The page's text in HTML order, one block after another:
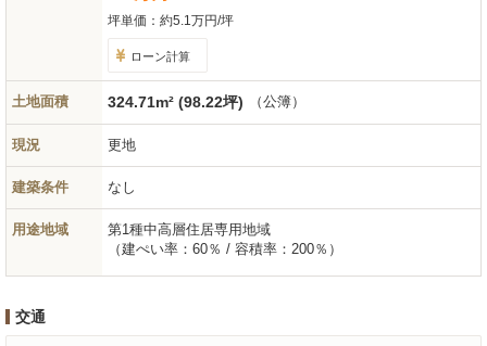
坪単価： 約5.1万円/坪
ローン計算
土地面積 324.71m² (98.22坪) （公簿）
現況 更地
建築条件 なし
用途地域
第1種中高層住居専用地域
（建ぺい率：60％ / 容積率：200％）
交通